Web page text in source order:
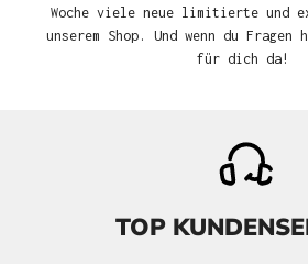
Woche viele neue limitierte und
unserem Shop. Und wenn du
für dich da!
TOP